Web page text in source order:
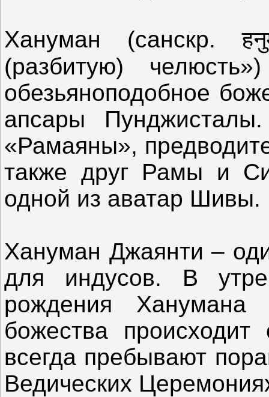
Хануман (санскр.
(разбитую)
обезьяноподобное
апсары
«Рамаяны»,
также друг Рамы и
одной из аватар Шивы.
Хануман Джаянти –
для индусов. В
рождения
божества
всегда пребывают
Ведических